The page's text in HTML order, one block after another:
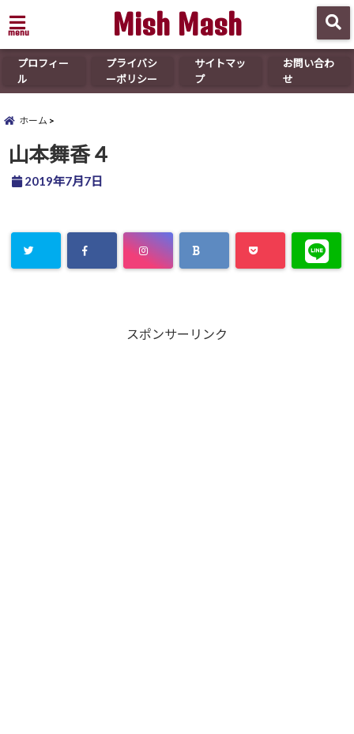
menu Mish Mash
プロフィー
ル
プライバシ
ーポリシー
サイトマッ
プ
お問い合わ
せ
ホーム
山本舞香４
2019年7月7日
スポンサーリンク